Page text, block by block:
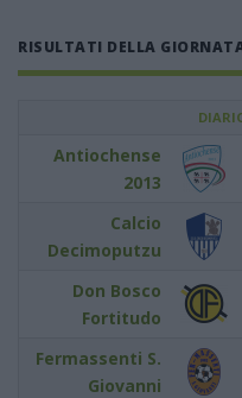
RISULTATI DELLA
Antiochense
2013
Calcio
Decimoputzu
Don Bosco
Fortitudo
Fermassenti S.
Giovanni